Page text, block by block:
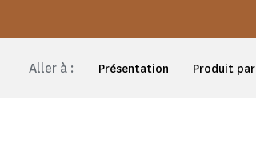
Aller à : Présentation Produit par